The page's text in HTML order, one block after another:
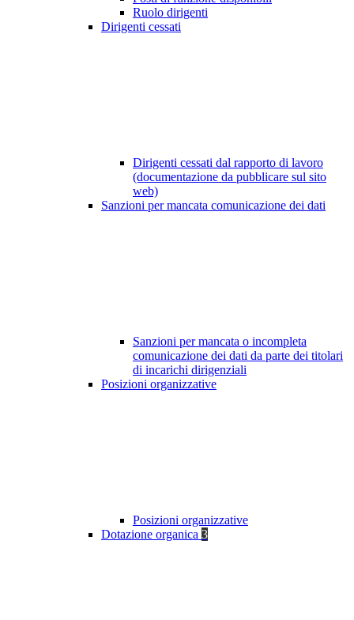
Ruolo dirigenti
Dirigenti cessati
Dirigenti cessati dal rapporto di lavoro
(documentazione da pubblicare sul sito
web)
Sanzioni per mancata comunicazione dei dati
Sanzioni per mancata o incompleta
comunicazione dei dati da parte dei titolari
di incarichi dirigenziali
Posizioni organizzative
Posizioni organizzative
Dotazione organica 3